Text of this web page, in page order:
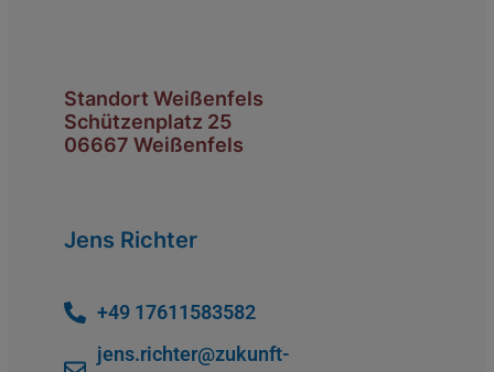
Standort Weißenfels
Schützenplatz 25
06667 Weißenfels
Jens Richter
+49 17611583582
jens.richter@zukunft-